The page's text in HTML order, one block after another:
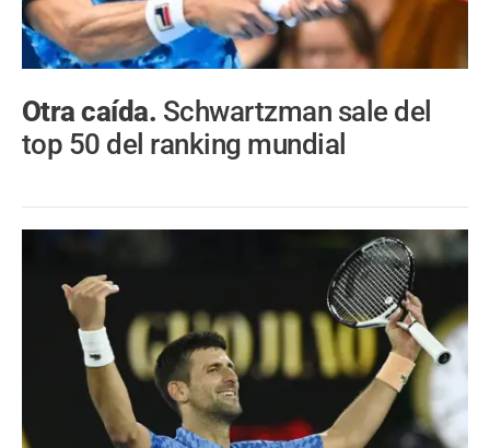
Otra caída. Schwartzman sale del
top 50 del ranking mundial